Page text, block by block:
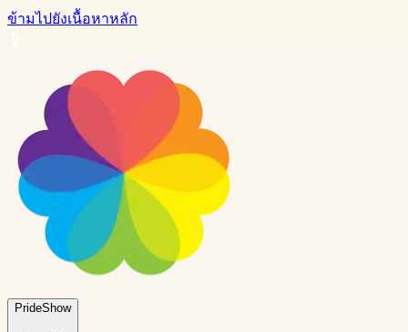
ข้ามไปยังเนื้อหาหลัก
PrideShow